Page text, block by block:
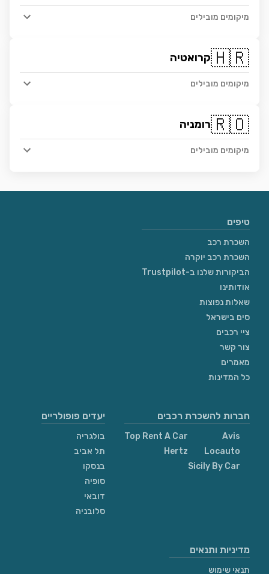
מיקומים מובילים
🇭🇷קרואטיה
מיקומים מובילים
🇷🇴רומניה
מיקומים מובילים
טיפים
השכרת רכב
השכרת רכב יוקרה
הביקורות שלנו ב-Trustpilot
אודותינו
שאלות נפוצות
סים בישראל
ציי רכבים
צור קשר
מאמרים
כל המדינות
חברות להשכרת רכבים
Avis
Locauto
Sicily By Car
Top Rent A Car
Hertz
יעדים פופולריים
בולגריה
תל אביב
בנסקו
סופיה
דובאי
סלובניה
מדיניות ותנאים
תנאי שימוש